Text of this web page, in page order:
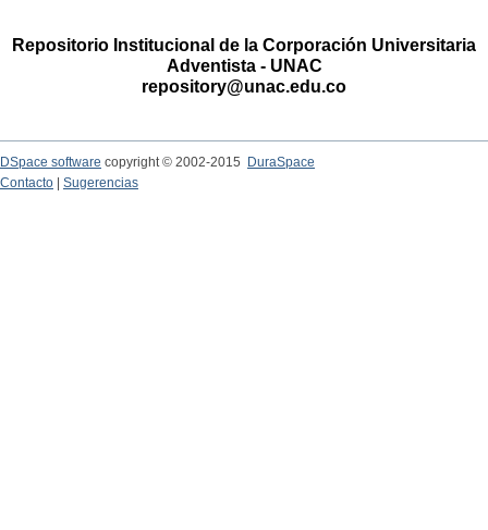
Repositorio Institucional de la Corporación Universitaria
Adventista - UNAC
repository@unac.edu.co
DSpace software copyright © 2002-2015
DuraSpace
Contacto
Sugerencias